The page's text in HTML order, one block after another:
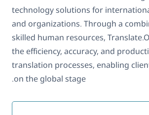
technology solutions for
and organizations. Through a
skilled human resources,
the efficiency, accuracy, and
translation processes, enabling
on the global stage.